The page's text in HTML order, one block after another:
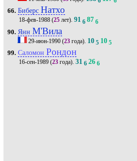
66. Биберс Натхо
18-фев-1988(25лет). 91 6 87 6
90. Янн М'Вила
29-июн-1990(23года). 10 5 10 5
99. Саломон Рондон
16-сен-1989(23года). 31 6 26 6